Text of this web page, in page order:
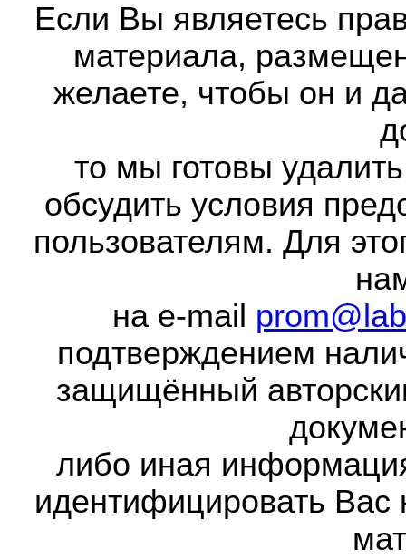
Если Вы являетесь
материала,
желаете, чтобы он и
то мы готовы
обсудить условия
пользователям. Для
на e-mail
подтверждением
защищённый
либо иная
идентифицировать Вас